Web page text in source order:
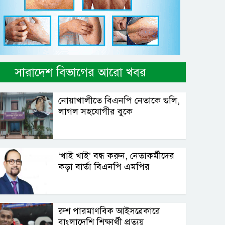
সারাদেশ বিভাগের আরো খবর
নোয়াখালীতে বিএনপি নেতাকে গুলি,
লাগল সহযোগীর বুকে
‘খাই খাই’ বন্ধ করুন, নেতাকর্মীদের
কড়া বার্তা বিএনপি এমপির
রুশ পারমাণবিক আইসব্রেকারে
বাংলাদেশি শিক্ষার্থী প্রত্যয়